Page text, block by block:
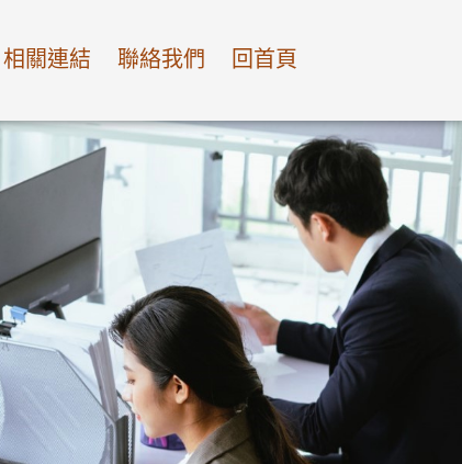
相關連結 聯絡我們 回首頁